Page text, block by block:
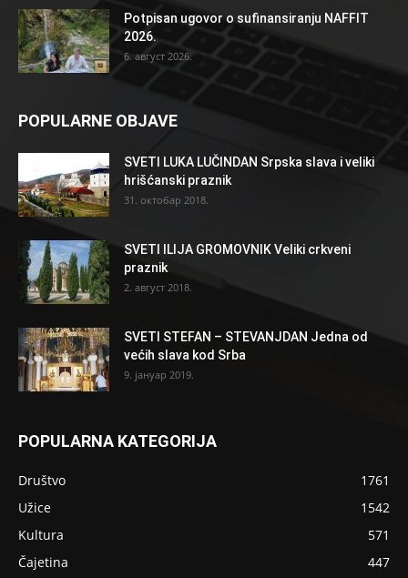
Potpisan ugovor o sufinansiranju NAFFIT
2026.
6. август 2026.
POPULARNE OBJAVE
SVETI LUKA LUČINDAN Srpska slava i veliki
hrišćanski praznik
31. октобар 2018.
SVETI ILIJA GROMOVNIK Veliki crkveni
praznik
2. август 2018.
SVETI STEFAN – STEVANJDAN Jedna od
većih slava kod Srba
9. јануар 2019.
POPULARNA KATEGORIJA
Društvo
1761
Užice
1542
Kultura
571
Čajetina
447